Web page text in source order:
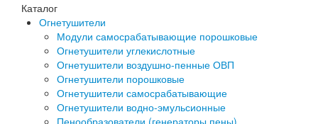
Каталог
Огнетушители
Модули самосрабатывающие порошковые
Огнетушители углекислотные
Огнетушители воздушно-пенные ОВП
Огнетушители порошковые
Огнетушители самосрабатывающие
Огнетушители водно-эмульсионные